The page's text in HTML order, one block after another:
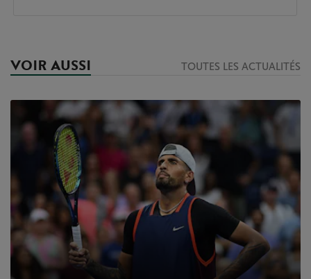
VOIR AUSSI TOUTES LES ACTUALITÉS